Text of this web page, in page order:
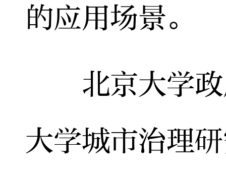
的应用场景。
北京大学政
大学城市治理